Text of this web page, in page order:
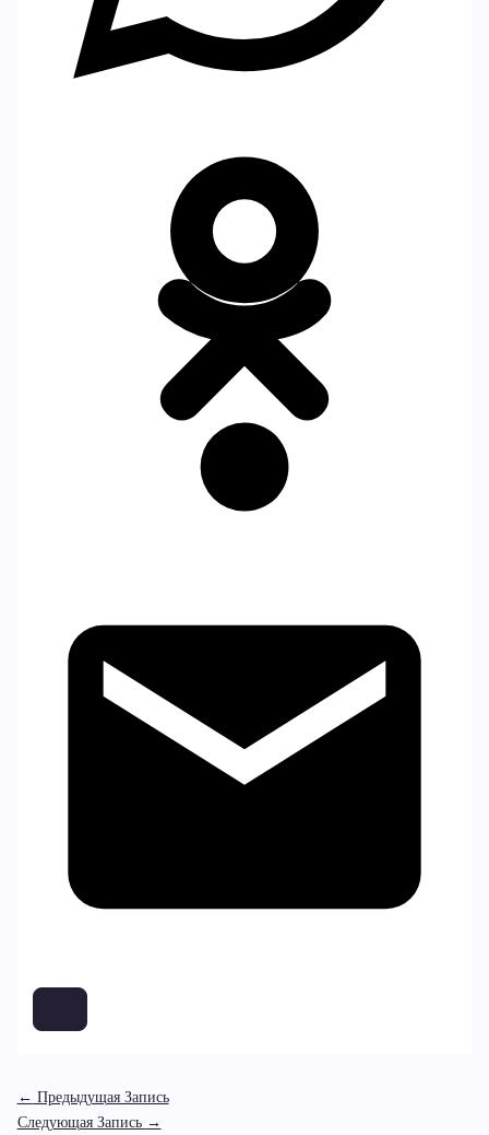
← Предыдущая Запись
Следующая Запись →